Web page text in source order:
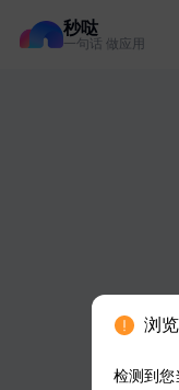
秒哒
一句话 做应用
浏
检测到您